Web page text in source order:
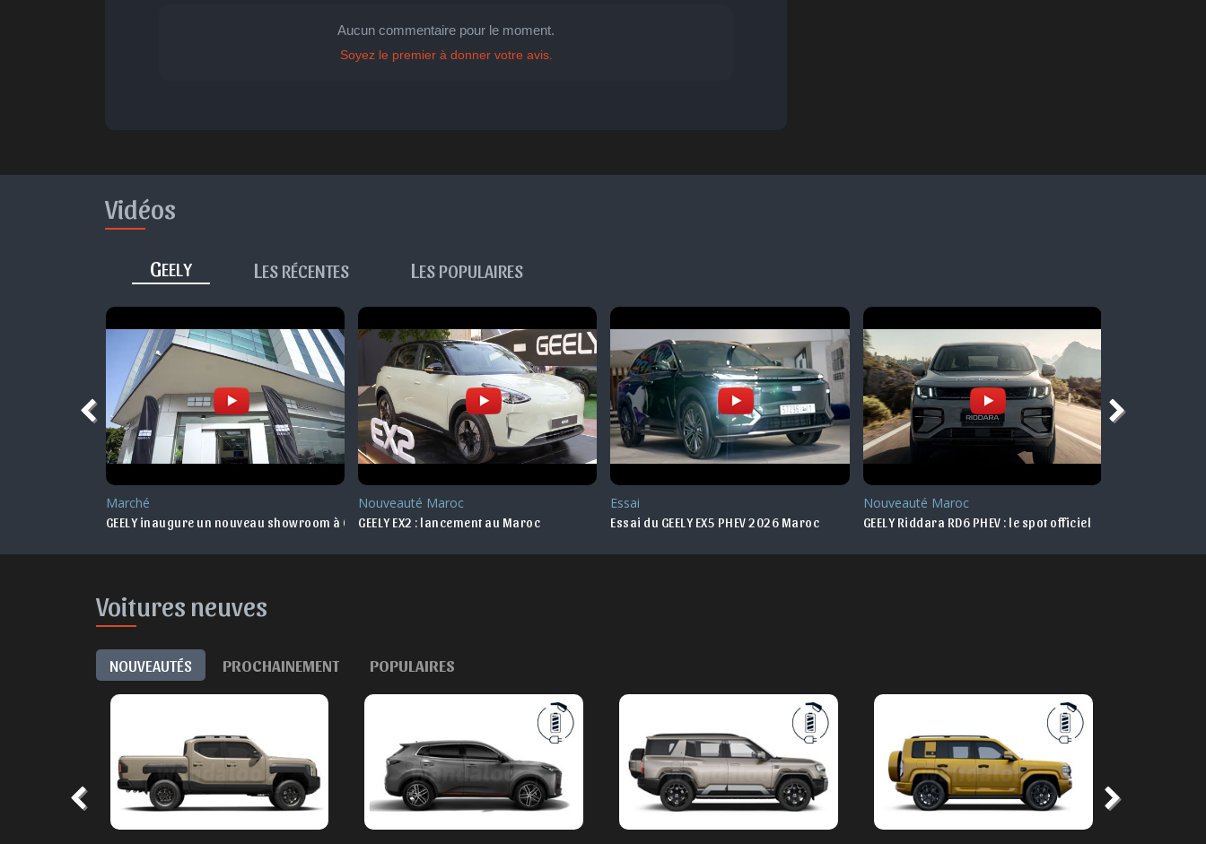
😄
Réjoui
🙂
Content
😐
Indifférent
😮
Surpris
Aucun commentaire pour le moment.
Soyez le premier à donner votre avis.
Vidéos
GEELY L ES RÉCENTES L ES POPULAIRES
Marché
GEELY inaugure un nouveau showroom à Oujda
Nouveauté Maroc
GEELY EX2 : lancement au Maroc
Essai
Essai du GEELY EX5 PHEV 2026 Maroc
Nouveauté Maroc
GEELY Riddara RD6 PHEV : le spot officiel
Voitures neuves
NOUVEAUTÉS PROCHAINEMENT POPULAIRES